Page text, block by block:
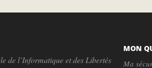
de l’Informatique et des Libertés
MON
Ma